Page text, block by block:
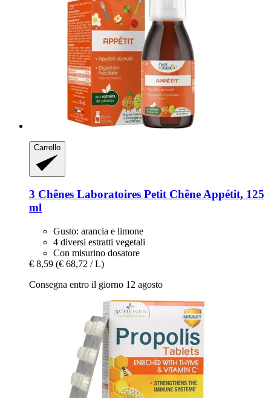
Carrello
3 Chênes Laboratoires Petit Chêne Appétit, 125
ml
Gusto: arancia e limone
4 diversi estratti vegetali
Con misurino dosatore
€ 8,59 (€ 68,72 / L)
Consegna entro il giorno 12 agosto